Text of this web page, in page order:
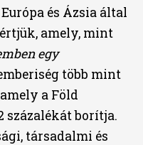
és Ázsia által
amely, mint
egy
több mint
a Föld
százalékát borítja.
társadalmi és